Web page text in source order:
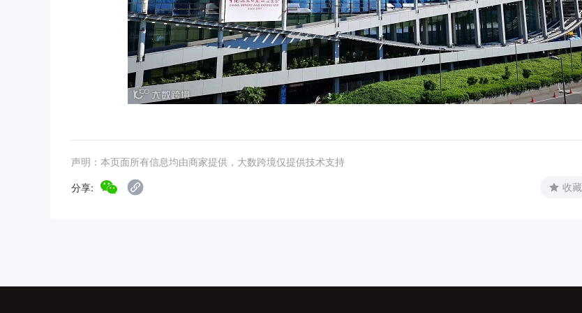
声明：本页面所有信息均由商家提供，大数跨境仅提供技术支持
分享: 收藏